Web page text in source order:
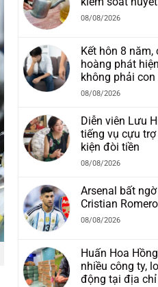
08/08/2026
Kết hôn 8 năm,
hoàng phát
không phải con
08/08/2026
Diễn viên Lưu
tiếng vụ cựu
kiện đòi tiền
08/08/2026
Arsenal bất
Cristian Romero
08/08/2026
Huấn Hoa
nhiều công ty,
động tại địa chỉ